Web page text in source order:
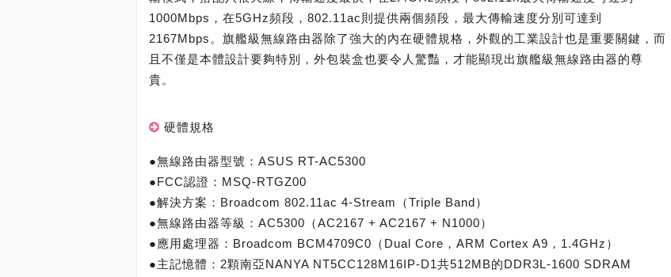
1000Mbps，在5GHz頻段，802.11ac則提供兩個頻段，最大傳輸速度分別可達到
2167Mbps。旗艦級無線路由器除了強大的內在硬體規格，外觀的工業設計也是重要關鍵，而
且不僅是本體設計要夠特別，外包裝盒也要令人驚豔，才能顯現出旗艦級無線路由器的尊
貴。
硬體規格
●無線路由器型號：ASUS RT-AC5300
●FCC認證：MSQ-RTGZ00
●解決方案：Broadcom 802.11ac 4-Stream（Triple Band）
●無線路由器等級：AC5300（AC2167 + AC2167 + N1000）
●應用處理器：Broadcom BCM4709C0（Dual Core，ARM Cortex A9，1.4GHz）
●主記憶體：2顆南亞NANYA NT5CC128M16IP-D1共512MB的DDR3L-1600 SDRAM